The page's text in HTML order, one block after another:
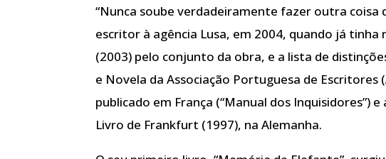
“Nunca soube verdadeiramente fazer outra coisa
escritor à agência Lusa, em 2004, quando já
(2003) pelo conjunto da obra, e a lista de
e Novela da Associação Portuguesa de Escritores
publicado em França (“Manual dos Inquisidores”)
Livro de Frankfurt (1997), na Alemanha.